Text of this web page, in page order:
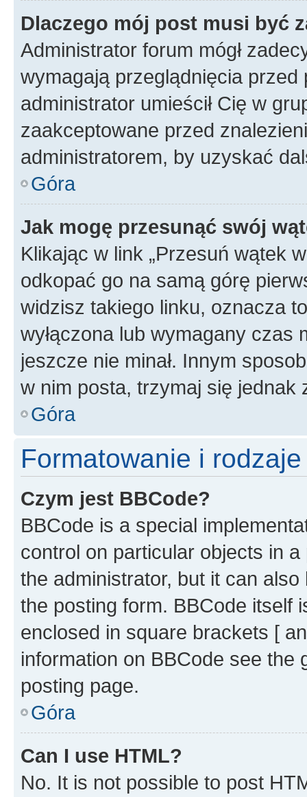
Dlaczego mój post musi być
Administrator forum mógł
wymagają przeglądnięcia
administrator umieścił Cię w
zaakceptowane przed
administratorem, by uzyskać
Góra
Jak mogę przesunąć swój
Klikając w link „Przesuń wątek
odkopać go na samą górę
widzisz takiego linku, oznacza
wyłączona lub wymagany czas
jeszcze nie minał. Innym
w nim posta, trzymaj się jednak
Góra
Formatowanie i
Czym jest BBCode?
BBCode is a special
control on particular objects in
the administrator, but it can
the posting form. BBCode itself
enclosed in square brackets [
information on BBCode see
posting page.
Góra
Can I use HTML?
No. It is not possible to post